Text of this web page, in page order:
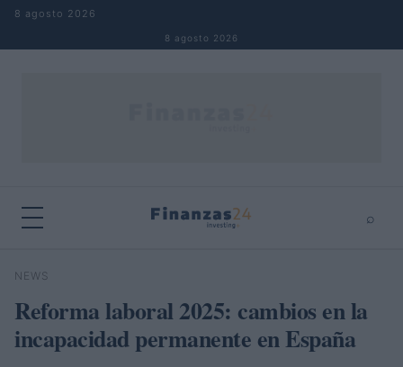
Saltar al contenido
8 agosto 2026
8 agosto 2026
⌕
Buscar
NEWS
Reforma laboral 2025: cambios en la
incapacidad permanente en España